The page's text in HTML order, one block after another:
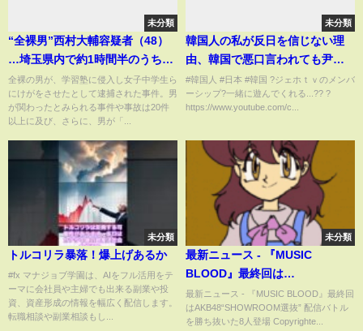
未分類
“全裸男”西村大輔容疑者（48）
…埼玉県内で約1時間半のうちに
20の事件・事故に関与か 横浜
市“家宅捜索前に逃走”田村悟史
容疑者（50）を公開手配
全裸の男が、学習塾に侵入し女子中学生ら
にけがをさせたとして逮捕された事件。男
が関わったとみられる事件や事故は20件
以上に及び、さらに、男が「...
未分類
韓国人の私が反日を信じない理
由、韓国で悪口言われても尹大
統領を応援する理由を話します
#韓国人 #日本 #韓国 ?ジェホｔｖのメンバ
ーシップ?一緒に遊んでくれる...?? ?
https://www.youtube.com/c...
未分類
トルコリラ暴落！爆上げあるか
#fx マナジョブ学園は、AIをフル活用をテ
ーマに会社員や主婦でも出来る副業や投
資、資産形成の情報を幅広く配信します。
転職相談や副業相談もし...
未分類
最新ニュース - 『MUSIC
BLOOD』最終回は
AKB48“SHOWROOM選抜” 配信
バトルを勝ち抜いた8人登場
最新ニュース - 『MUSIC BLOOD』最終回
はAKB48“SHOWROOM選抜” 配信バトル
を勝ち抜いた8人登場 Copyrighte...